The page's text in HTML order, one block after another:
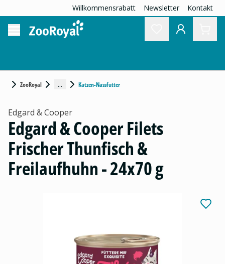
Willkommensrabatt Newsletter Kontakt
ZooRoyal ... Katzen-Nassfutter
Edgard & Cooper
Edgard & Cooper Filets
Frischer Thunfisch &
Freilaufhuhn - 24x70 g